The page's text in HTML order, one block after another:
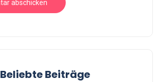
Beliebte Beiträge